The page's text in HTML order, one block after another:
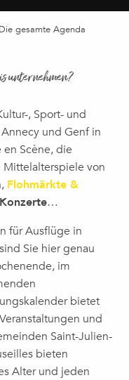
Die gesamte Agenda
unternehmen?
, Sport- und
und Genf in
en Scène, die
Mittelalterspiele von
Flohmärkte &
Konzerte…
für Ausflüge in
Sie hier genau
im
bietet
und
Saint-Julien-
bieten
Alter und jeden